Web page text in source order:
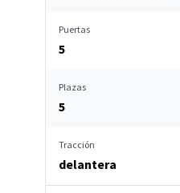
Puertas
5
Plazas
5
Tracción
delantera